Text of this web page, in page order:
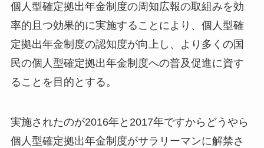
個人型確定拠出年金制度の周知広報の取組みを効
率的且つ効果的に実施することにより、個人型確
定拠出年金制度の認知度が向上し、より多くの国
民の個人型確定拠出年金制度への普及促進に資す
ることを目的とする。
実施されたのが2016年と2017年ですからどうやら
個人型確定拠出年金制度がサラリーマンに解禁さ